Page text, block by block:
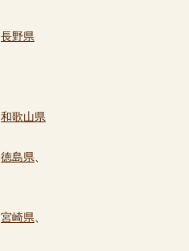
長野県
和歌山県
徳島県
宮崎県